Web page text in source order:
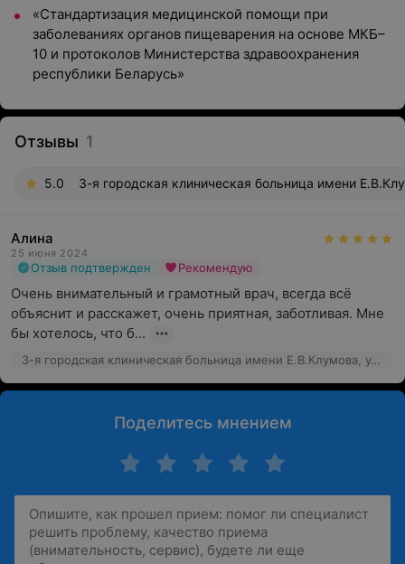
«Стандартизация медицинской помощи при
заболеваниях органов пищеварения на основе МКБ–
10 и протоколов Министерства здравоохранения
республики Беларусь»
Отзывы 1
5.0 3-я городская клиническая больница имени
Алина
25 июня 2024
Отзыв подтвержден Рекомендую
Очень внимательный и грамотный врач, всегда всё
объяснит и расскажет, очень приятная, заботливая. Мне
бы хотелось, что б...
3-я городская клиническая больница имени Е.В.Клумова, ул. Ленина, 30
Поделитесь мнением